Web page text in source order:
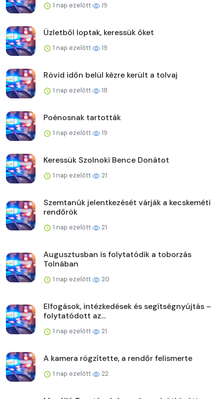
1 nap ezelőtt 19
Üzletből loptak, keressük őket
1 nap ezelőtt 19
Rövid időn belül kézre került a tolvaj
1 nap ezelőtt 18
Poénosnak tartották
1 nap ezelőtt 19
Keressük Szolnoki Bence Donátot
1 nap ezelőtt 21
Szemtanúk jelentkezését várják a kecskeméti
rendőrök
1 nap ezelőtt 21
Augusztusban is folytatódik a toborzás
Tolnában
1 nap ezelőtt 20
Elfogások, intézkedések és segítségnyújtás –
folytatódott az...
1 nap ezelőtt 21
A kamera rögzítette, a rendőr felismerte
1 nap ezelőtt 22